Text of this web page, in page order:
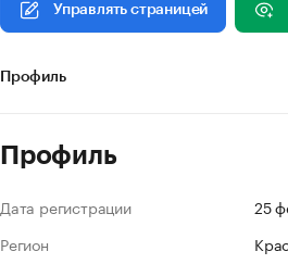
Управлять страницей
Профиль
Профиль
Дата регистрации
25
Регион